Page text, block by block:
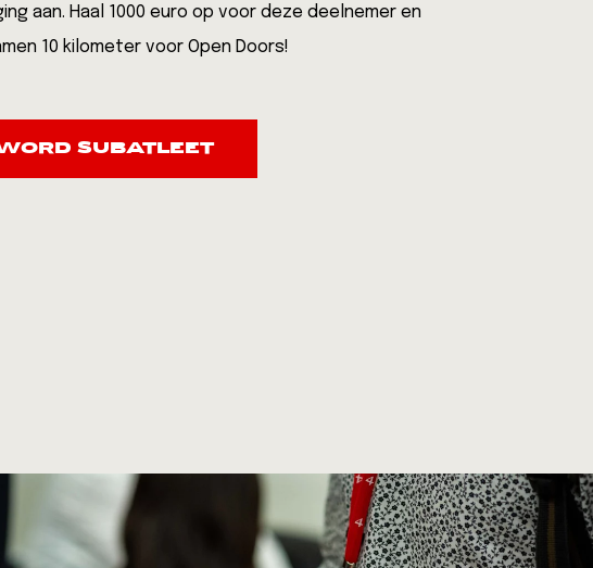
aan. Haal 1000 euro op voor deze deelnemer en
10 kilometer voor Open Doors!
SUBATLEET